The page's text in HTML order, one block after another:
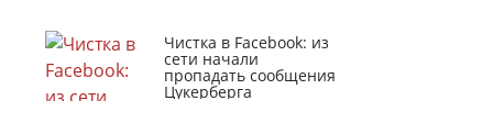
Чистка в Facebook: из
сети начали
пропадать сообщения
Цукерберга